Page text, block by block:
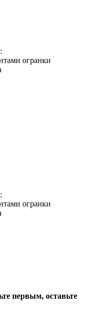
огранки
огранки
первым, оставьте